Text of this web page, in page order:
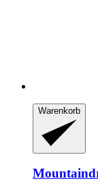
Warenkorb